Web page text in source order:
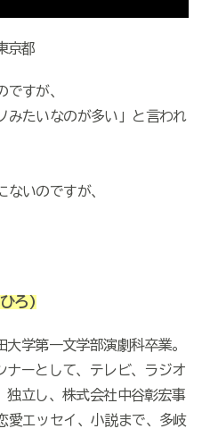
京都
ですが、
みたいなのが多い」と言われ
いのですが、
ろ)
学第一文学部演劇科卒業。
ナーとして、テレビ、ラジオ
独立し、株式会社中谷彰宏事
愛エッセイ、小説まで、多岐